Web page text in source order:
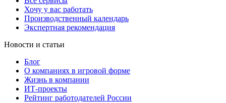
Хочу у вас работать
Производственный календарь
Экспертная рекомендация
Новости и статьи
Блог
О компаниях в игровой форме
Жизнь в компании
ИТ-проекты
Рейтинг работодателей России